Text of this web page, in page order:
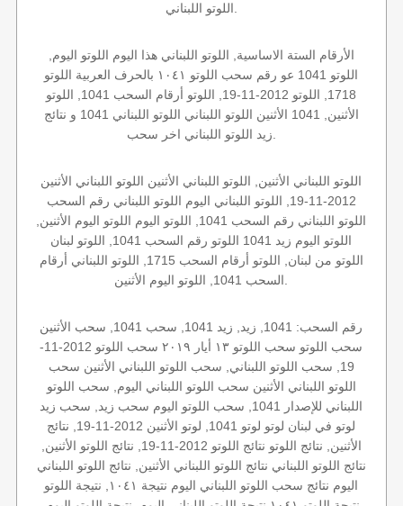
الأرقام الستة الاساسية, اللوتو اللبناني هذا اليوم اللوتو اليوم,
اللوتو 1041 عو رقم سحب اللوتو ١٠٤١ بالحرف العربية اللوتو
1718, اللوتو 2012-11-19, اللوتو أرقام السحب 1041, اللوتو
الأثنين, 1041 الأثنين اللوتو اللبناني اللوتو اللبناني 1041 و نتائج
اللوتو اللبناني الأثنين, اللوتو اللبناني الأثنين اللوتو اللبناني الأثنين
2012-11-19, اللوتو اللبناني اليوم اللوتو اللبناني رقم السحب
اللوتو اللبناني رقم السحب 1041, اللوتو اليوم اللوتو اليوم الأثنين,
اللوتو اليوم زيد 1041 اللوتو رقم السحب 1041, اللوتو لبنان
اللوتو من لبنان, اللوتو أرقام السحب 1715, اللوتو اللبناني أرقام
رقم السحب: 1041, زيد, زيد 1041, سحب 1041, سحب الأثنين
سحب اللوتو سحب اللوتو ١٣ أيار ٢٠١٩ سحب اللوتو 2012-11-
19, سحب اللوتو اللبناني, سحب اللوتو اللبناني الأثنين سحب
اللوتو اللبناني الأثنين سحب اللوتو اللبناني اليوم, سحب اللوتو
اللبناني للإصدار 1041, سحب اللوتو اليوم سحب زيد, سحب زيد
لوتو في لبنان لوتو لوتو 1041, لوتو الأثنين 2012-11-19, نتائج
الأثنين, نتائج اللوتو نتائج اللوتو 2012-11-19, نتائج اللوتو الأثنين,
نتائج اللوتو اللبناني نتائج اللوتو اللبناني الأثنين, نتائج اللوتو اللبناني
اليوم نتائج سحب اللوتو اللبناني اليوم نتيجة ١٠٤١, نتيجة اللوتو